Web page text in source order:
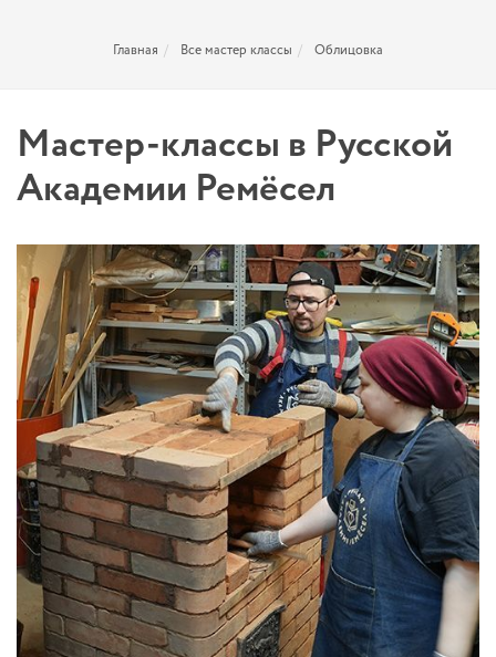
Главная Все мастер классы Облицовка
Мастер-классы в Русской
Академии Ремёсел